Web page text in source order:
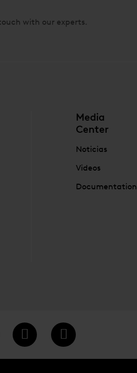
with our experts.
Media
Center
Noticias
Videos
Documentation